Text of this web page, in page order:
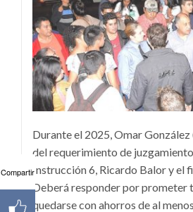
Durante el 2025, Omar
del requerimiento de
Instrucción 6, Ricardo Balor y el
Deberá responder por prometer
quedarse con ahorros de al
Compartir